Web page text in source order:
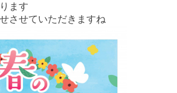
ます
させていただきますね